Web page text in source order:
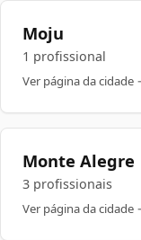
Moju
1 profissional
Ver página da cidade
Monte Alegre
3 profissionais
Ver página da cidade